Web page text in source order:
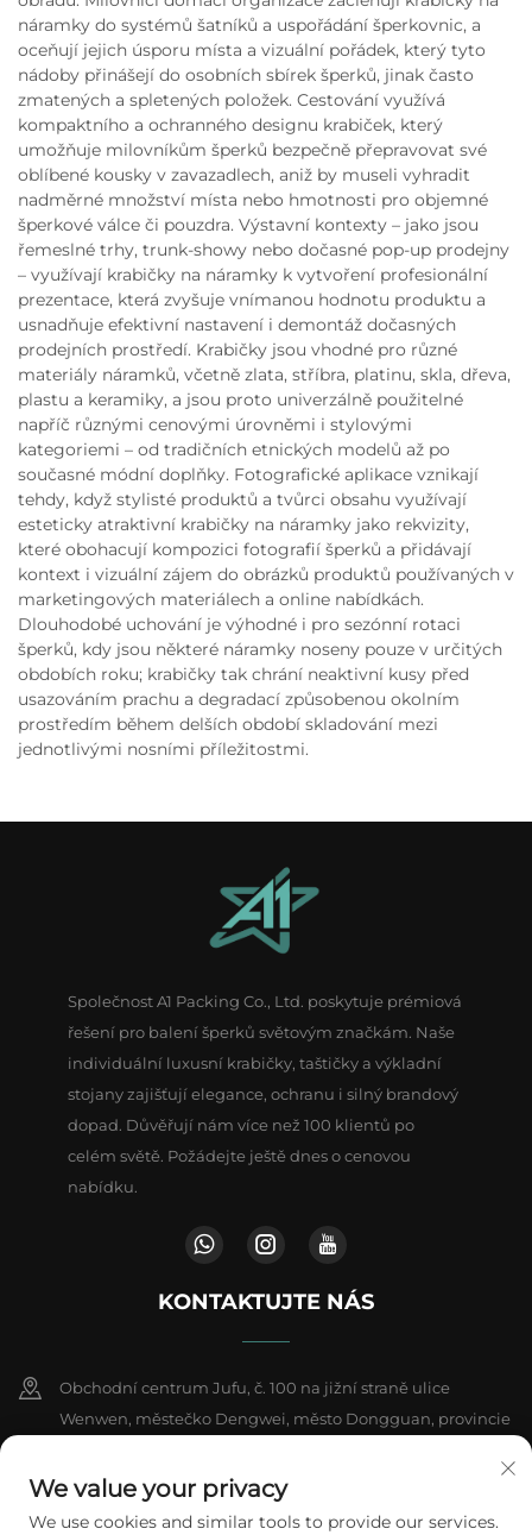
náramky do systémů šatníků a uspořádání šperkovnic, a
oceňují jejich úsporu místa a vizuální pořádek, který tyto
nádoby přinášejí do osobních sbírek šperků, jinak často
zmatených a spletených položek. Cestování využívá
kompaktního a ochranného designu krabiček, který
umožňuje milovníkům šperků bezpečně přepravovat své
oblíbené kousky v zavazadlech, aniž by museli vyhradit
nadměrné množství místa nebo hmotnosti pro objemné
šperkové válce či pouzdra. Výstavní kontexty – jako jsou
řemeslné trhy, trunk-showy nebo dočasné pop-up prodejny
– využívají krabičky na náramky k vytvoření profesionální
prezentace, která zvyšuje vnímanou hodnotu produktu a
usnadňuje efektivní nastavení i demontáž dočasných
prodejních prostředí. Krabičky jsou vhodné pro různé
materiály náramků, včetně zlata, stříbra, platinu, skla, dřeva,
plastu a keramiky, a jsou proto univerzálně použitelné
napříč různými cenovými úrovněmi i stylovými
kategoriemi – od tradičních etnických modelů až po
současné módní doplňky. Fotografické aplikace vznikají
tehdy, když stylisté produktů a tvůrci obsahu využívají
esteticky atraktivní krabičky na náramky jako rekvizity,
které obohacují kompozici fotografií šperků a přidávají
kontext i vizuální zájem do obrázků produktů používaných v
marketingových materiálech a online nabídkách.
Dlouhodobé uchování je výhodné i pro sezónní rotaci
šperků, kdy jsou některé náramky noseny pouze v určitých
obdobích roku; krabičky tak chrání neaktivní kusy před
usazováním prachu a degradací způsobenou okolním
prostředím během delších období skladování mezi
jednotlivými nosními příležitostmi.
Společnost A1 Packing Co., Ltd. poskytuje prémiová
řešení pro balení šperků světovým značkám. Naše
individuální luxusní krabičky, taštičky a výkladní
stojany zajišťují elegance, ochranu i silný brandový
dopad. Důvěřují nám více než 100 klientů po
celém světě. Požádejte ještě dnes o cenovou
nabídku.
KONTAKTUJTE NÁS
Obchodní centrum Jufu, č. 100 na jižní straně ulice
Wenwen, městečko Dengwei, město Dongguan, provincie
+86-18802602550
We value your privacy
We use cookies and similar tools to provide our services.